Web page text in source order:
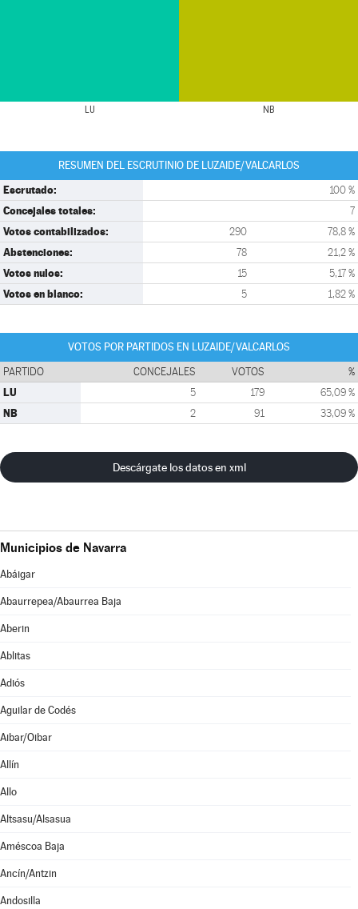
LU NB
RESUMEN DEL ESCRUTINIO DE LUZAIDE/VALCARLOS
Escrutado: 100 %
Concejales totales: 7
Votos contabilizados: 290 78,8 %
Abstenciones: 78 21,2 %
Votos nulos: 15 5,17 %
Votos en blanco: 5 1,82 %
VOTOS POR PARTIDOS EN LUZAIDE/VALCARLOS
PARTIDO CONCEJALES VOTOS %
LU 5 179 65,09 %
NB 2 91 33,09 %
Descárgate los datos en xml
Municipios de Navarra
Abáigar
Abaurrepea/Abaurrea Baja
Aberin
Ablitas
Adiós
Aguilar de Codés
Aibar/Oibar
Allín
Allo
Altsasu/Alsasua
Améscoa Baja
Ancín/Antzin
Andosilla